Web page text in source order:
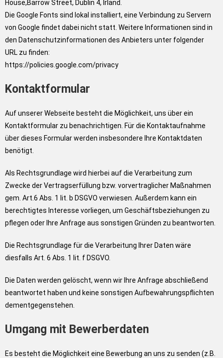
House,Barrow Street, Dublin 4, Irland.
Die Google Fonts sind lokal installiert, eine Verbindung zu Servern
von Google findet dabei nicht statt. Weitere Informationen sind in
den Datenschutzinformationen des Anbieters unter folgender
URL zu finden:
https://policies.google.com/privacy
Kontaktformular
Auf unserer Webseite besteht die Möglichkeit, uns über ein
Kontaktformular zu benachrichtigen. Für die Kontaktaufnahme
über dieses Formular werden insbesondere Ihre Kontaktdaten
benötigt.
Als Rechtsgrundlage wird hierbei auf die Verarbeitung zum
Zwecke der Vertragserfüllung bzw. vorvertraglicher Maßnahmen
gem. Art.6 Abs. 1 lit. b DSGVO verwiesen. Außerdem kann ein
berechtigtes Interesse vorliegen, um Geschäftsbeziehungen zu
pflegen oder Ihre Anfrage aus sonstigen Gründen zu beantworten.
Die Rechtsgrundlage für die Verarbeitung Ihrer Daten wäre
diesfalls Art. 6 Abs. 1 lit. f DSGVO.
Die Daten werden gelöscht, wenn wir Ihre Anfrage abschließend
beantwortet haben und keine sonstigen Aufbewahrungspflichten
dementgegenstehen.
Umgang mit Bewerberdaten
Es besteht die Möglichkeit eine Bewerbung an uns zu senden (z.B.